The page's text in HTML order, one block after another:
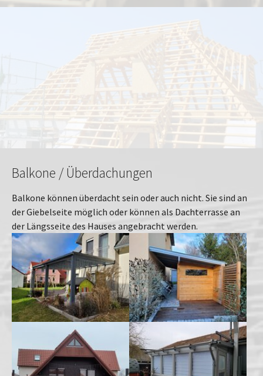
Balkone / Überdachungen
Balkone können überdacht sein oder auch nicht. Sie sind an
der Giebelseite möglich oder können als Dachterrasse an
der Längsseite des Hauses angebracht werden.